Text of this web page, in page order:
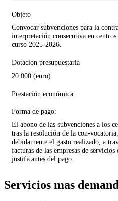
Objeto
Convocar subvenciones para la
interpretación consecutiva en
curso 2025-2026.
Dotación presupuestaria
20.000 (euro)
Prestación económica
Forma de pago:
El abono de las subvenciones a los
tras la resolución de la con-
debidamente el gasto realizado, a
facturas de las empresas de
justificantes del pago.
Servicios mas